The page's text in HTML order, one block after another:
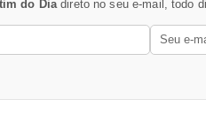
do Dia direto no seu e-mail, todo